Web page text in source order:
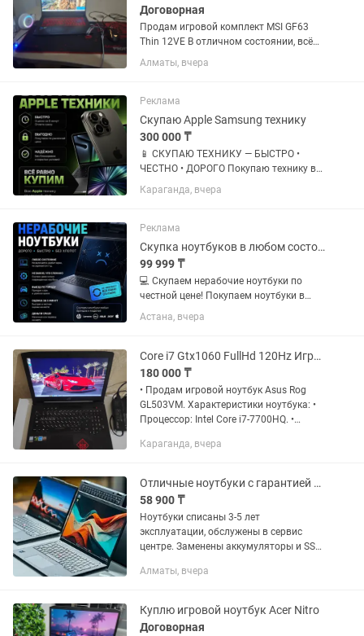
Договорная
Продам игровой комплект MSI GF63
Thin 12VE В отличном состоянии, всё
работает идеально. Полный игровой
набор — сел и поехал. Характеристики:
Видеокарта: NVIDIA...
Алматы, вчера
Реклама
Скупаю Apple Samsung технику
300 000 ₸
📱 СКУПАЮ ТЕХНИКУ — БЫСТРО •
ЧЕСТНО • ДОРОГО Покупаю технику в
любом состоянии. Быстрая оценка за 5
минут ✅ Скупаю: • iPhone • Samsung •
iPhone Все модели от...
Караганда, вчера
Реклама
Скупка ноутбуков в любом состояние! Деньги сразу!
99 999 ₸
💻 Скупаем нерабочие ноутбуки по
честной цене! Покупаем ноутбуки в
любом состоянии: ✔ Не включаются ✔
Разбит экран ✔ Не заряжаются ✔
оценка за 5 минут Выезд по...
Астана, вчера
Core i7 Gtx1060 FullHd 120Hz Игровой Ноутбук Asus Rog
180 000 ₸
• Продам игровой ноутбук Asus Rog
GL503VM. Характеристики ноутбука: •
Процессор: Intel Core i7-7700HQ. •
GTX 1060 Мощнее чем Gtx 1050 и 1650
Караганда, вчера
Отличные ноутбуки с гарантией Acer, Asus, Dell, HP, Lenovo, MSI
58 900 ₸
Ноутбуки списаны 3-5 лет
эксплуатации, обслужены в сервис
центре. Заменены аккумуляторы и SSD
месяцев. Ноутбуки в отличном
Алматы, вчера
Куплю игровой ноутбук Acer Nitro
Договорная